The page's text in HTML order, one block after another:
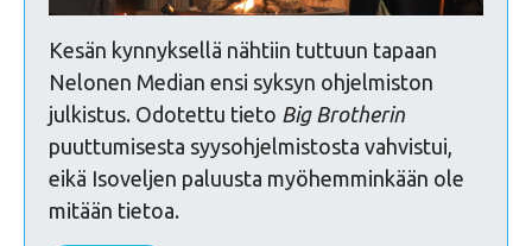
Kesän kynnyksellä nähtiin tuttuun tapaan
Nelonen Median ensi syksyn ohjelmiston
julkistus. Odotettu tieto Big Brotherin
puuttumisesta syysohjelmistosta vahvistui,
eikä Isoveljen paluusta myöhemminkään ole
mitään tietoa.